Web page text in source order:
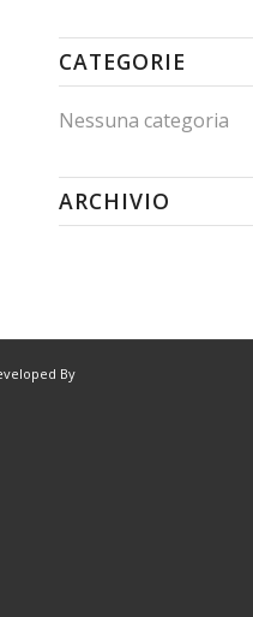
CATEGORIE
Nessuna categoria
ARCHIVIO
By